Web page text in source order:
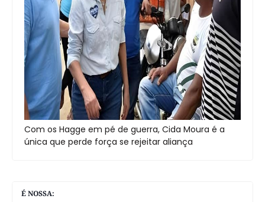
Com os Hagge em pé de guerra, Cida Moura é a
única que perde força se rejeitar aliança
É NOSSA: